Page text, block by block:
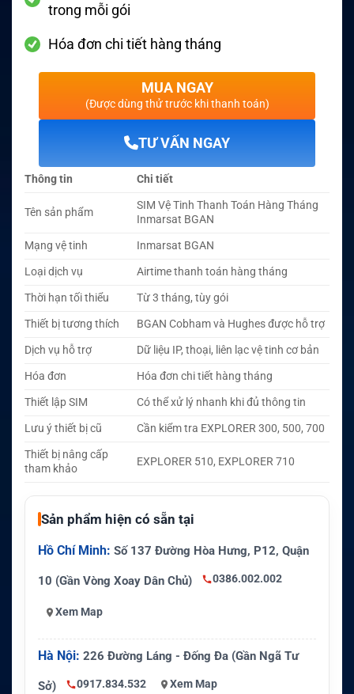
trong mỗi gói
Hóa đơn chi tiết hàng tháng
MUA NGAY
(Được dùng thử trước khi thanh toán)
TƯ VẤN NGAY
Thông tin Chi tiết
Tên sản phẩm
SIM Vệ Tinh Thanh Toán Hàng Tháng
Inmarsat BGAN
Mạng vệ tinh
Inmarsat BGAN
Loại dịch vụ
Airtime thanh toán hàng tháng
Thời hạn tối thiểu
Từ 3 tháng, tùy gói
Thiết bị tương thích
BGAN Cobham và Hughes được hỗ trợ
Dịch vụ hỗ trợ
Dữ liệu IP, thoại, liên lạc vệ tinh cơ bản
Hóa đơn
Hóa đơn chi tiết hàng tháng
Thiết lập SIM
Có thể xử lý nhanh khi đủ thông tin
Lưu ý thiết bị cũ
Cần kiểm tra EXPLORER 300, 500, 700
Thiết bị nâng cấp
tham khảo
EXPLORER 510, EXPLORER 710
Sản phẩm hiện có sẵn tại
Hồ Chí Minh: Số 137 Đường Hòa Hưng, P12, Quận
10 (Gần Vòng Xoay Dân Chủ) 0386.002.002
Xem Map
Hà Nội: 226 Đường Láng - Đống Đa (Gần Ngã Tư
Sở) 0917.834.532 Xem Map